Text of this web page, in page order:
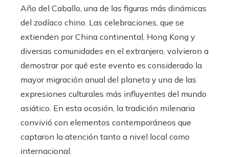
Año del Caballo, una de las figuras más dinámicas
del zodíaco chino. Las celebraciones, que se
extienden por China continental, Hong Kong y
diversas comunidades en el extranjero, volvieron a
demostrar por qué este evento es considerado la
mayor migración anual del planeta y una de las
expresiones culturales más influyentes del mundo
asiático. En esta ocasión, la tradición milenaria
convivió con elementos contemporáneos que
captaron la atención tanto a nivel local como
internacional.